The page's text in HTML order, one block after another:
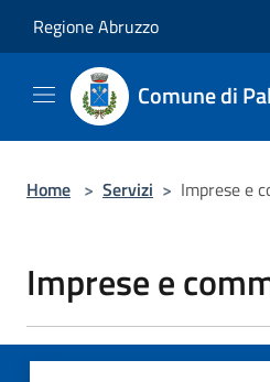
Regione Abruzzo
Comune di
Home > Servizi > Imprese e
Imprese e